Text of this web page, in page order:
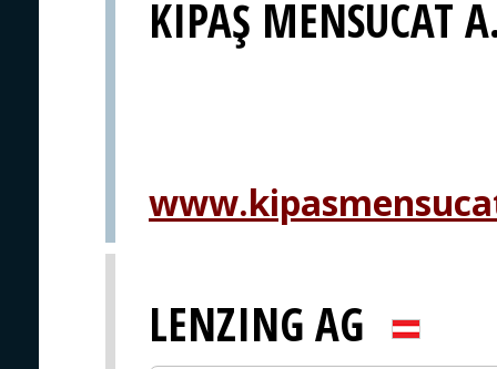
KIPAŞ MENSUCAT
LENZING AG